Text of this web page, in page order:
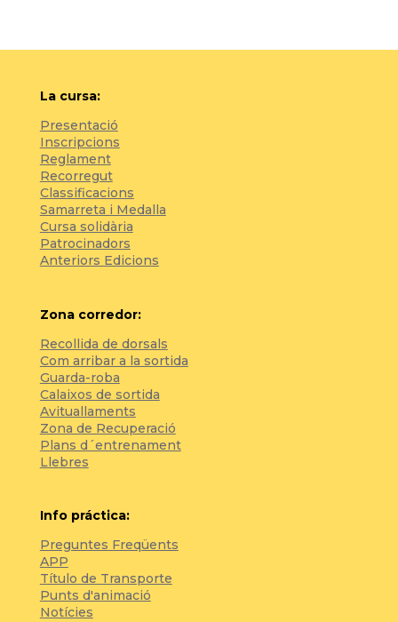
La cursa:
Presentació
Inscripcions
Reglament
Recorregut
Classificacions
Samarreta i Medalla
Cursa solidària
Patrocinadors
Anteriors Edicions
Zona corredor:
Recollida de dorsals
Com arribar a la sortida
Guarda-roba
Calaixos de sortida
Avituallaments
Zona de Recuperació
Plans d´entrenament
Llebres
Info práctica:
Preguntes Freqüents
APP
Título de Transporte
Punts d'animació
Notícies